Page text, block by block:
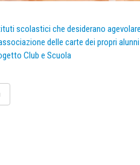
scolastici che desiderano
delle carte dei propri alunni
Club e Scuola